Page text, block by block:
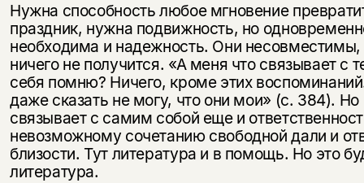
Нужна способность любое мгновение
праздник, нужна подвиж­ность, но
необходима и надежность. Они несовместимы,
ничего не получится. «А меня что связывает с
себя помню? Ничего, кроме этих
даже сказать не могу, что они мои» (с. 384). Но
связывает с самим собой еще и
невозмож­ному сочетанию свободной дали и
близости. Тут литература и в помощь. Но это
литература.